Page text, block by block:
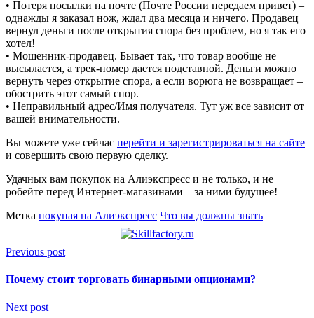
• Потеря посылки на почте (Почте России передаем привет) –
однажды я заказал нож, ждал два месяца и ничего. Продавец
вернул деньги после открытия спора без проблем, но я так его
хотел!
• Мошенник-продавец. Бывает так, что товар вообще не
высылается, а трек-номер дается подставной. Деньги можно
вернуть через открытие спора, а если ворюга не возвращает –
обострить этот самый спор.
• Неправильный адрес/Имя получателя. Тут уж все зависит от
вашей внимательности.
Вы можете уже сейчас перейти и зарегистрироваться на сайте
и совершить свою первую сделку.
Удачных вам покупок на Алиэкспресс и не только, и не
робейте перед Интернет-магазинами – за ними будущее!
Метка покупая на Алиэкспресс Что вы должны знать
Previous post
Почему стоит торговать бинарными опционами?
Next post